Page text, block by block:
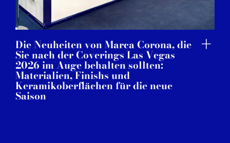
Die Neuheiten von Marca Corona, die
Sie nach der Coverings Las Vegas
2026 im Auge behalten sollten:
Materialien, Finishs und
Keramikoberflächen für die neue
Saison